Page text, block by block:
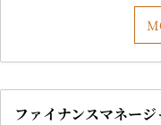
ファイナンスマネー